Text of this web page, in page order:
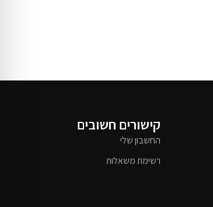
קישורים חשובים
החשבון שלי
רשימת משאלות